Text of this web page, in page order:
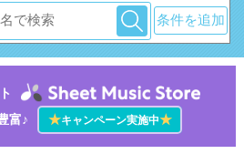
条件を追加
富♪
★キャンペーン実施中★